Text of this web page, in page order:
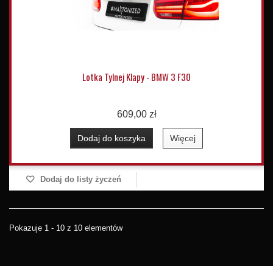
Lotka Tylnej Klapy - BMW 3 F30
609,00 zł
Dodaj do koszyka Więcej
Dodaj do listy życzeń
Pokazuje 1 - 10 z 10 elementów